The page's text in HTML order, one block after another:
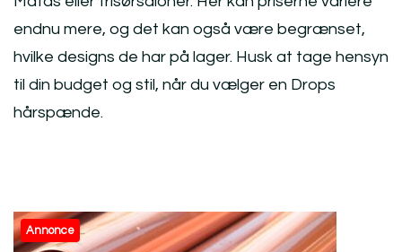
endnu mere, og det kan også være begrænset,
hvilke designs de har på lager. Husk at tage hensyn
til din budget og stil, når du vælger en Drops
hårspænde.
Post
Annonce